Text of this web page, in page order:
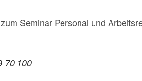
Seminar Personal und
70 100